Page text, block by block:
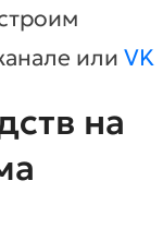
или VK
на